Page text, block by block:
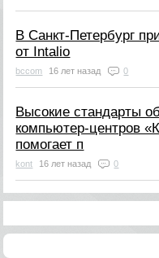
В Cанкт-Петербург
от Intalio
bccom 16 лет назад 0
Высокие стандарты
компьютер-центров
помогает п
kont 16 лет назад 0